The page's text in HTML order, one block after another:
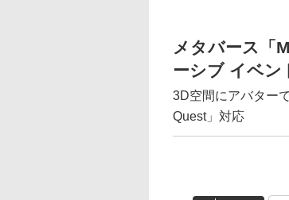
メタバース「
ーシブ イベン
3D空間にアバター
Quest」対応